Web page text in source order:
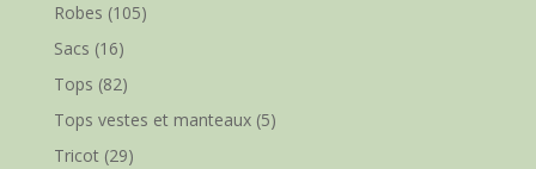
Robes (105)
Sacs (16)
Tops (82)
Tops vestes et manteaux(5)
Tricot(29)